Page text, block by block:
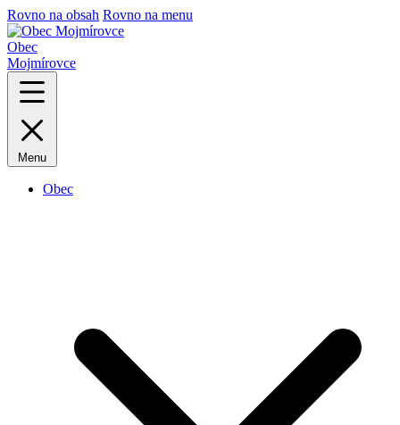
Rovno na obsah Rovno na menu
Obec
Mojmírovce
Menu
Obec